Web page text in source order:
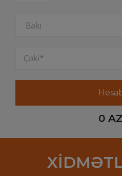
0